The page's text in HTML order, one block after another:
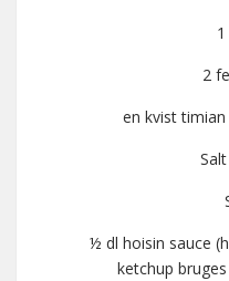
2
en kvist
½ dl hoisin sauce
ketchup